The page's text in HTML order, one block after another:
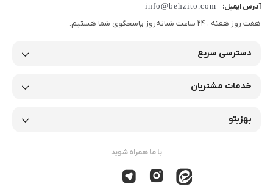
آدرس ایمیل: info@behzito.com
هفت روز هفته ، 24 ساعت شبانه‌روز پاسخگوی شما هستیم.
دسترسی سریع
خدمات مشتریان
بهزیتو
با ما همراه شوید